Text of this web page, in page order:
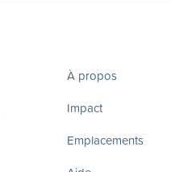
À propos
Impact
Emplacements